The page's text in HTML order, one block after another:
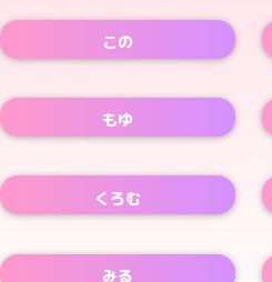
この
もゆ
くろむ
みる